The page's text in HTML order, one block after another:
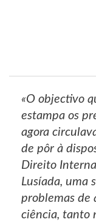
«O objectivo
estampa os
agora
de pôr à
Direito
Lusíada, uma
problemas de
ciência, tanto